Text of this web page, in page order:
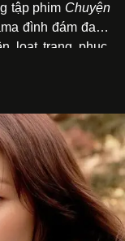
tập phim Chuyện
đình đám đang
loạt trang phục,
địa vị trên màn